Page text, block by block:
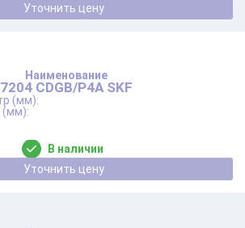
Уточнить цену
7204 CDGB/P4A SKF
В наличии
Уточнить цену